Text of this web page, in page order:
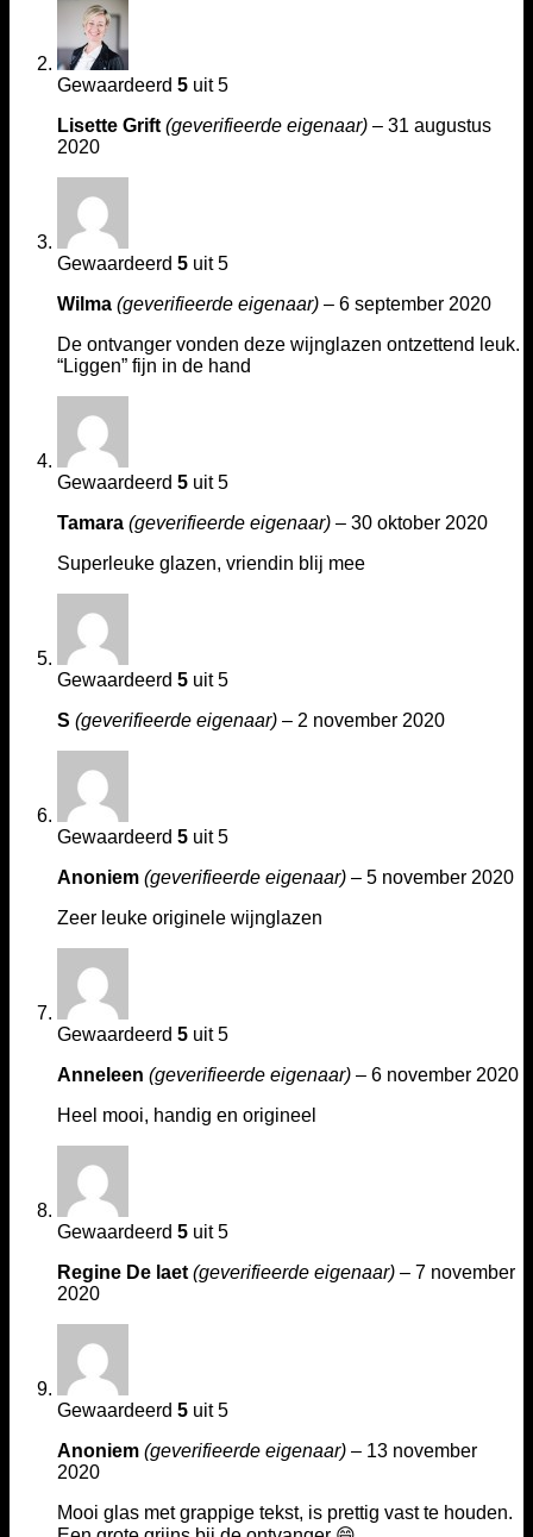
Gewaardeerd 5 uit 5
Lisette Grift (geverifieerde eigenaar) – 31 augustus
2020
Gewaardeerd 5 uit 5
Wilma (geverifieerde eigenaar) – 6 september 2020
De ontvanger vonden deze wijnglazen ontzettend leuk.
“Liggen” fijn in de hand
Gewaardeerd 5 uit 5
Tamara (geverifieerde eigenaar) – 30 oktober 2020
Superleuke glazen, vriendin blij mee
Gewaardeerd 5 uit 5
S (geverifieerde eigenaar) – 2 november 2020
Gewaardeerd 5 uit 5
Anoniem (geverifieerde eigenaar) – 5 november 2020
Zeer leuke originele wijnglazen
Gewaardeerd 5 uit 5
Anneleen (geverifieerde eigenaar) – 6 november 2020
Heel mooi, handig en origineel
Gewaardeerd 5 uit 5
Regine De laet (geverifieerde eigenaar) – 7 november
2020
Gewaardeerd 5 uit 5
Anoniem (geverifieerde eigenaar) – 13 november
2020
Mooi glas met grappige tekst, is prettig vast te houden.